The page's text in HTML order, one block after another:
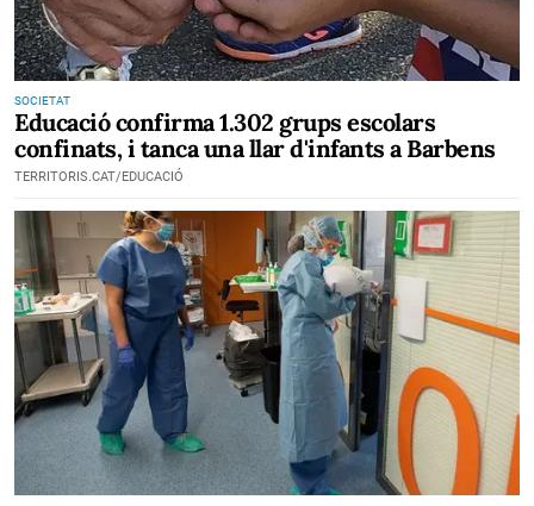
SOCIETAT
Educació confirma 1.302 grups escolars
confinats, i tanca una llar d'infants a Barbens
TERRITORIS.CAT/EDUCACIÓ